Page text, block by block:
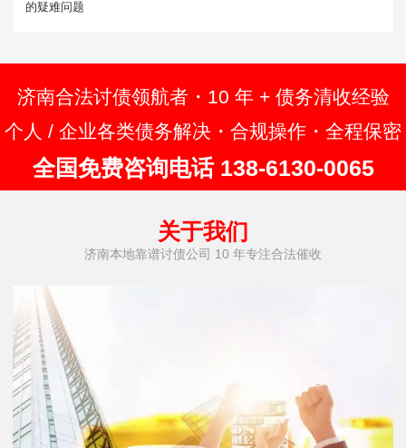
的疑难问题
济南合法讨债领航者・10 年 + 债务清收经验
个人 / 企业各类债务解决・合规操作・全程保密
全国免费咨询电话 138-6130-0065
关于我们
济南本地靠谱讨债公司 10 年专注合法催收